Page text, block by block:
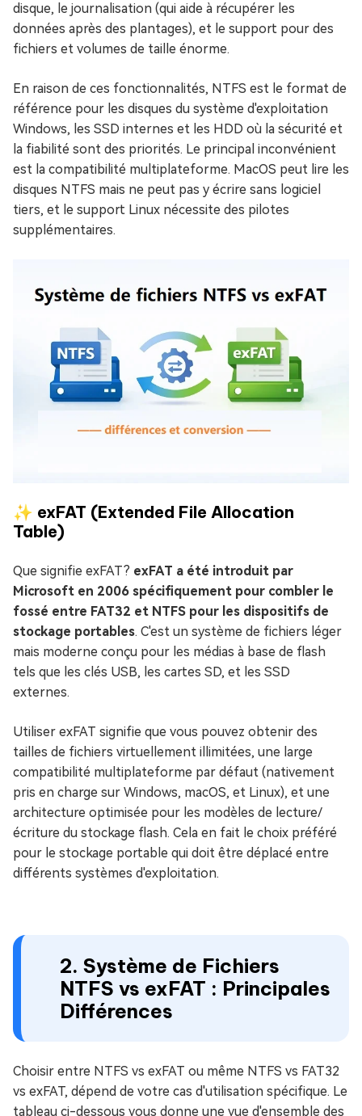
disque, le journalisation (qui aide à récupérer les
données après des plantages), et le support pour des
fichiers et volumes de taille énorme.
En raison de ces fonctionnalités, NTFS est le format de
référence pour les disques du système d'exploitation
Windows, les SSD internes et les HDD où la sécurité et
la fiabilité sont des priorités. Le principal inconvénient
est la compatibilité multiplateforme. MacOS peut lire les
disques NTFS mais ne peut pas y écrire sans logiciel
tiers, et le support Linux nécessite des pilotes
supplémentaires.
✨ exFAT (Extended File Allocation
Table)
Que signifie exFAT? exFAT a été introduit par
Microsoft en 2006 spécifiquement pour combler le
fossé entre FAT32 et NTFS pour les dispositifs de
stockage portables. C'est un système de fichiers léger
mais moderne conçu pour les médias à base de flash
tels que les clés USB, les cartes SD, et les SSD
externes.
Utiliser exFAT signifie que vous pouvez obtenir des
tailles de fichiers virtuellement illimitées, une large
compatibilité multiplateforme par défaut (nativement
pris en charge sur Windows, macOS, et Linux), et une
architecture optimisée pour les modèles de lecture/
écriture du stockage flash. Cela en fait le choix préféré
pour le stockage portable qui doit être déplacé entre
différents systèmes d'exploitation.
2. Système de Fichiers
NTFS vs exFAT : Principales
Différences
Choisir entre NTFS vs exFAT ou même NTFS vs FAT32
vs exFAT, dépend de votre cas d'utilisation spécifique. Le
tableau ci-dessous vous donne une vue d'ensemble des